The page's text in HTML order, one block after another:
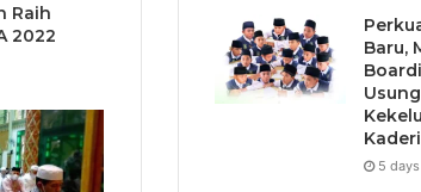
Raih
2022
Baru,
5